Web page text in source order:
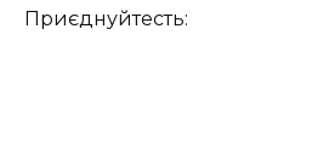
Приєднуйтесть: